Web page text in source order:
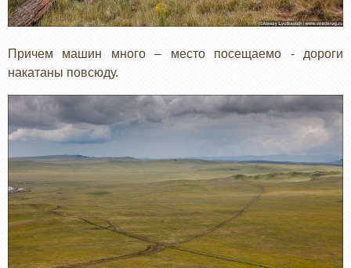
Причем машин много – место посещаемо - дороги
накатаны повсюду.